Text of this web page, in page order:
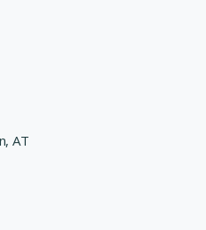
AT